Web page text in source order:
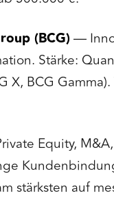
(BCG)—
Stärke:
X, BCG
Equity,
stärksten auf